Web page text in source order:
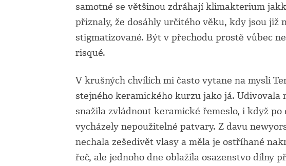
samotné se většinou zdráhají klimakterium
přiznaly, že dosáhly určitého věku, kdy jsou již
stigmatizované. Být v přechodu prostě vůbec
risqué.
V krušných chvílích mi často vytane na mysli
stejného keramického kurzu jako já. Udivovala
snažila zvládnout keramické řemeslo, i když
vycházely nepoužitelné patvary. Z davu
nechala zešedivět vlasy a měla je ostříhané
řeč, ale jednoho dne oblažila osazenstvo dílny